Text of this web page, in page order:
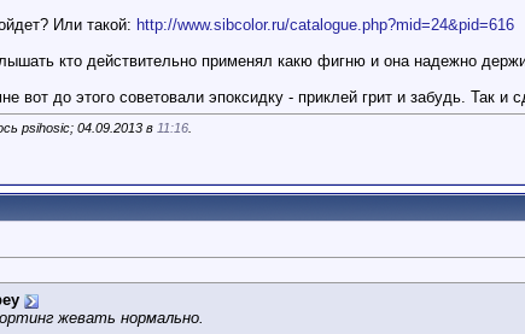
Или такой: http://www.sibcolor.ru/catalogue.php?mid=24&pid=616
кто действительно применял какю фигню и она надежно
вот до этого советовали эпоксидку - приклей грит и забудь. Так
psihosic; 04.09.2013 в 11:16
жевать нормально.